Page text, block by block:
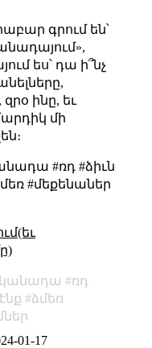
գրում են՝
ես՝ դա ի՞նչ
ինը, եւ
մարդիկ մի
#ռդ #ձիւն
#մեքենաներ
ռդ
ձմեռ
01-17